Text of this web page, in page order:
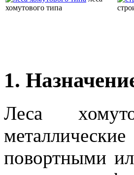
хомутового типа
1.
Леса
повортными